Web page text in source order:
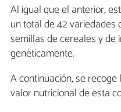
Al igual que el anterior,
un total de 42
semillas de cereales y de
genéticamente.
A continuación, se
valor nutricional de esta